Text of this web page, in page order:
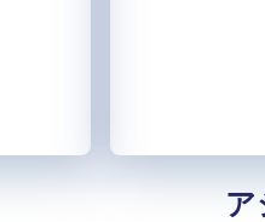
ア